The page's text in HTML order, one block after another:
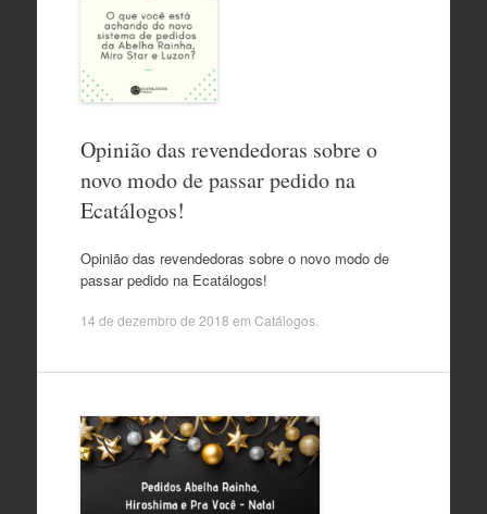
Opinião das revendedoras sobre o
novo modo de passar pedido na
Ecatálogos!
Opinião das revendedoras sobre o novo modo de
passar pedido na Ecatálogos!
14 de dezembro de 2018 em Catálogos.